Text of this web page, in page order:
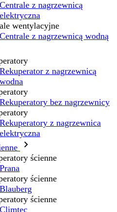
Centrale z nagrzewnicą
elektryczna
wentylacyjne
Centrale z nagrzewnicą wodną
Rekuperator z nagrzewnicą
wodna
Rekuperatory bez nagrzewnicy
Rekuperatory z nagrzewnica
elektryczna

ścienne
Prana
ścienne
Blauberg
ścienne
Climtec